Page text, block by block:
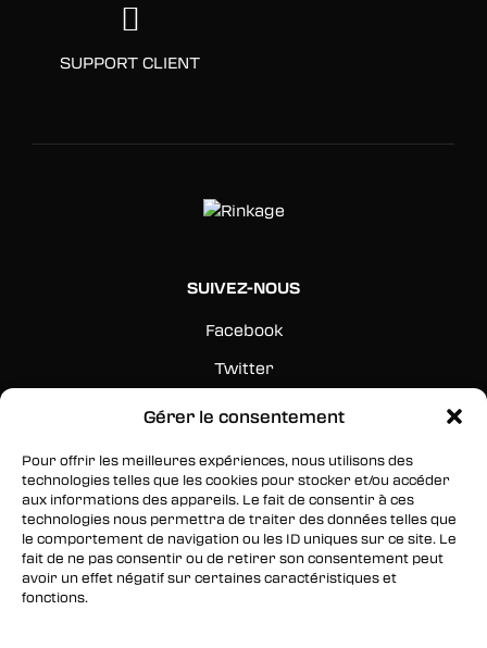
Gérer le consentement
Pour offrir les meilleures expériences, nous utilisons des
technologies telles que les cookies pour stocker et/ou accéder
aux informations des appareils. Le fait de consentir à ces
technologies nous permettra de traiter des données telles que
le comportement de navigation ou les ID uniques sur ce site. Le
fait de ne pas consentir ou de retirer son consentement peut
avoir un effet négatif sur certaines caractéristiques et
fonctions.
SUPPORT CLIENT
SUIVEZ-NOUS
Facebook
Twitter
Instagram
RESTEZ INFORMÉS
Inscrivez-vous à notre newsletter pour être les
premiers à être informés des nouveaux
arrivages, des ventes, du contenu exclusif, des
événements et plus encore !